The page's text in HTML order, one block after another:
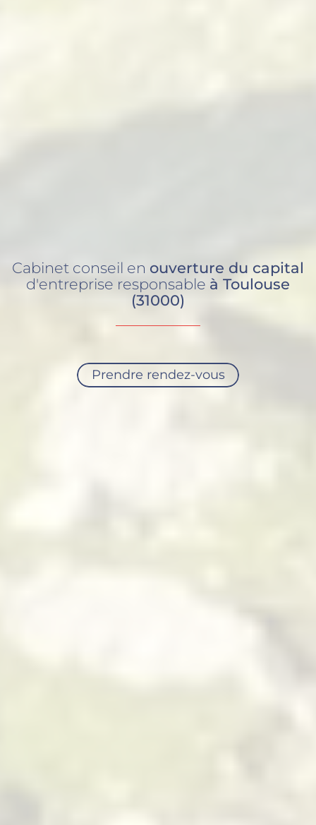
Cabinet conseil en ouverture du capital
d'entreprise responsable à Toulouse
(31000)
Prendre rendez-vous